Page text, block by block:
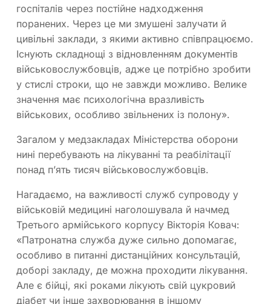
госпіталів через постійне надходження
поранених. Через це ми змушені залучати й
цивільні заклади, з якими активно співпрацюємо.
Існують складнощі з відновленням документів
військовослужбовців, адже це потрібно зробити
у стислі строки, що не завжди можливо. Велике
значення має психологічна вразливість
військових, особливо звільнених із полону».
Загалом у медзакладах Міністерства оборони
нині перебувають на лікуванні та реабілітації
понад п’ять тисяч військовослужбовців.
Нагадаємо, на важливості служб супроводу у
військовій медицині наголошувала й начмед
Третього армійського корпусу Вікторія Ковач:
«Патронатна служба дуже сильно допомагає,
особливо в питанні дистанційних консультацій,
доборі закладу, де можна проходити лікування.
Але є бійці, які роками лікують свій цукровий
діабет чи інше захворювання в іншому